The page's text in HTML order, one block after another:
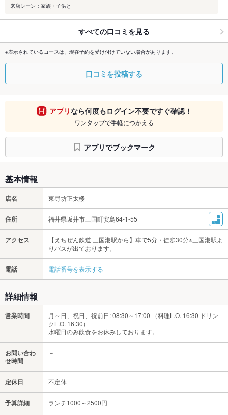
来店シーン：家族・子供と
すべての口コミを見る
※表示されているコースは、現在予約を受け付けていない場合があります。
口コミを投稿する
アプリなら何度もログイン不要ですぐ確認！
ワンタップで手軽につかえる
アプリでブックマーク
基本情報
店名 東尋坊正太楼
住所 福井県坂井市三国町安島64-1-55
アクセス
【えちぜん鉄道 三国港駅から】車で5分・徒歩30分※三国港駅よ
りバスが出ております。
電話 電話番号を表示する
詳細情報
営業時間
月～日、祝日、祝前日: 08:30～17:00 （料理L.O. 16:30 ドリン
クL.O. 16:30）
水曜日のみ飲食をお休みしております。
お問い合わ
せ時間
－
定休日 不定休
予算詳細 ランチ1000～2500円